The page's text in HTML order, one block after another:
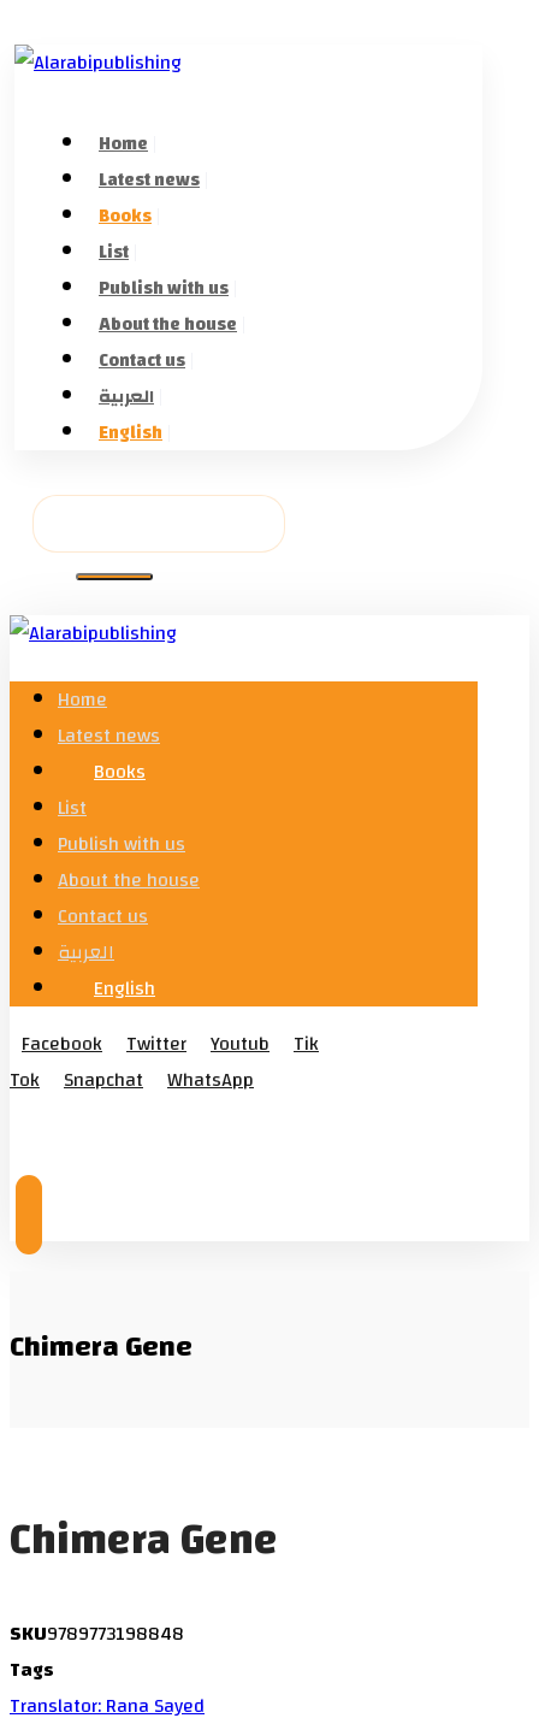
Home
Latest news
Books
List
Publish with us
About the house
Contact us
العربية
English
Home
Latest news
Books
List
Publish with us
About the house
Contact us
العربية
English
Facebook
Twitter Youtub
Tik
Tok
Snapchat
WhatsApp
Chimera Gene
Chimera Gene
SKU9789773198848
Tags
Translator: Rana Sayed